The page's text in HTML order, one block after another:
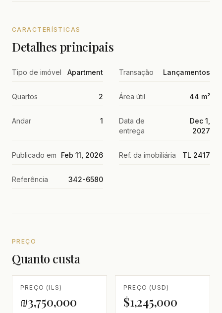
CARACTERÍSTICAS
Detalhes principais
Tipo de imóvel Apartment Transação Lançamentos
Quartos 2 Área útil 44 m²
Andar 1
Data de
entrega
Dec 1,
2027
Publicado em Feb 11, 2026 Ref. da imobiliária TL 2417
Referência 342-6580
PREÇO
Quanto custa
PREÇO (ILS)
₪3,750,000
PREÇO (USD)
$1,245,000